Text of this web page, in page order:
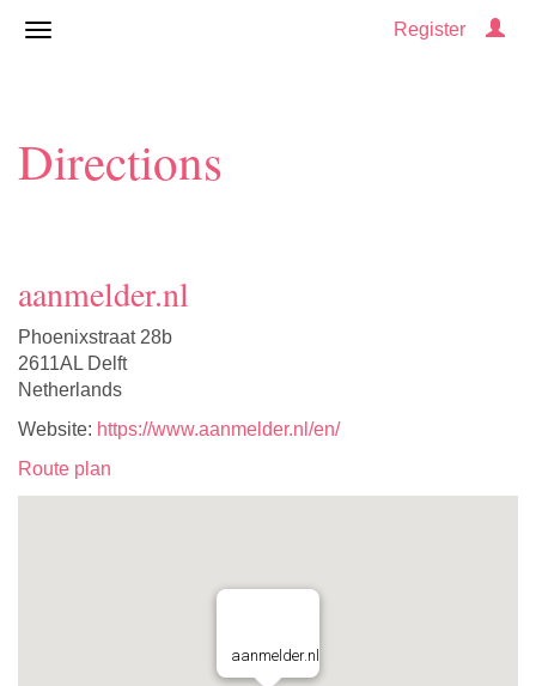
Register
Directions
aanmelder.nl
Phoenixstraat 28b
2611AL Delft
Netherlands
Website: https://www.aanmelder.nl/en/
Route plan
aanmelder.nl